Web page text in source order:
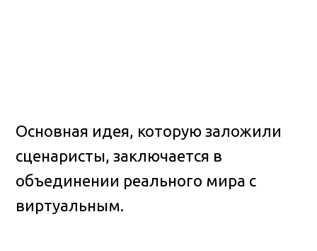
Основная идея, которую заложили
сценаристы, заключается в
объединении реального мира с
виртуальным.